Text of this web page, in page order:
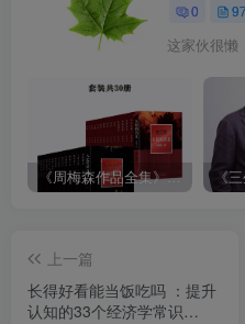
0
这家伙很懒
《周梅森作品全集》[共30册]
上一篇
长得好看能当饭吃吗 ：提升
认知的33个经济学常识